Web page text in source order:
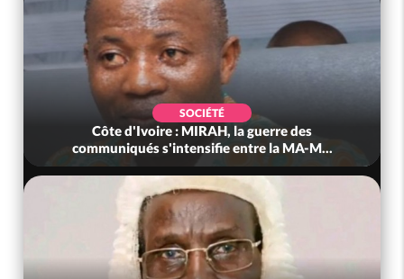
SOCIÉTÉ
Côte d'Ivoire : MIRAH, la guerre des
communiqués s'intensifie entre la MA-M...